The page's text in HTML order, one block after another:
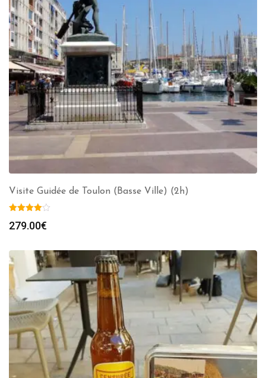
Visite Guidée de Toulon (Basse Ville) (2h)
279.00€